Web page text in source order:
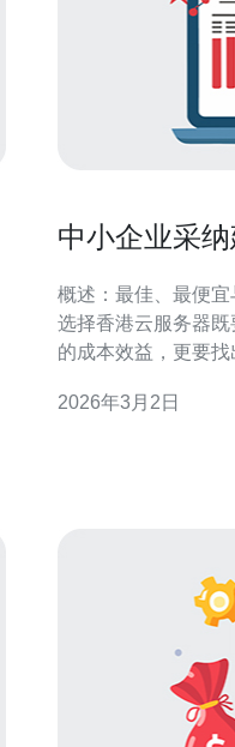
中小企业采
方案
概述：最佳、最便宜
选择香港云服务器既
的成本效益，更要找
与成本控制；而最适
2026年3月2日